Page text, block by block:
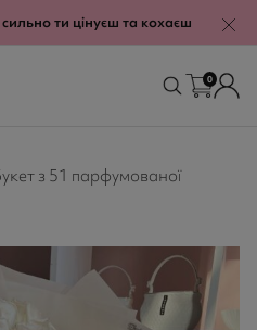
ти цінуєш та кохаєш
0
з 51 парфумованої